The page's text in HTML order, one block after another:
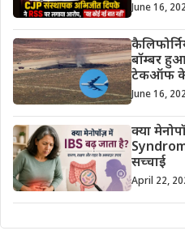
June 16,
बॉम्बर हुआ
टेकऑफ के
June 16,
क्या
सच्चाई
April 22,